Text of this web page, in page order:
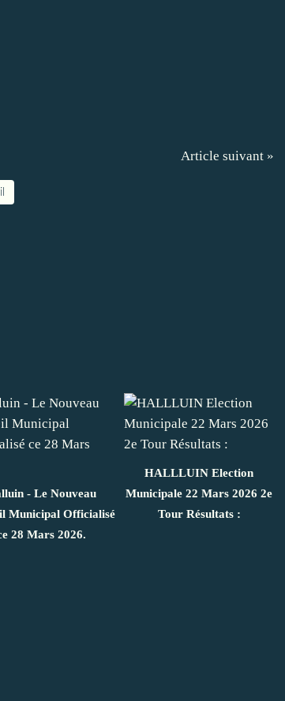
Article suivant »
- Le Nouveau
Municipal Officialisé
28 Mars 2026.
HALLLUIN Election
Municipale 22 Mars 2026 2e
Tour Résultats :